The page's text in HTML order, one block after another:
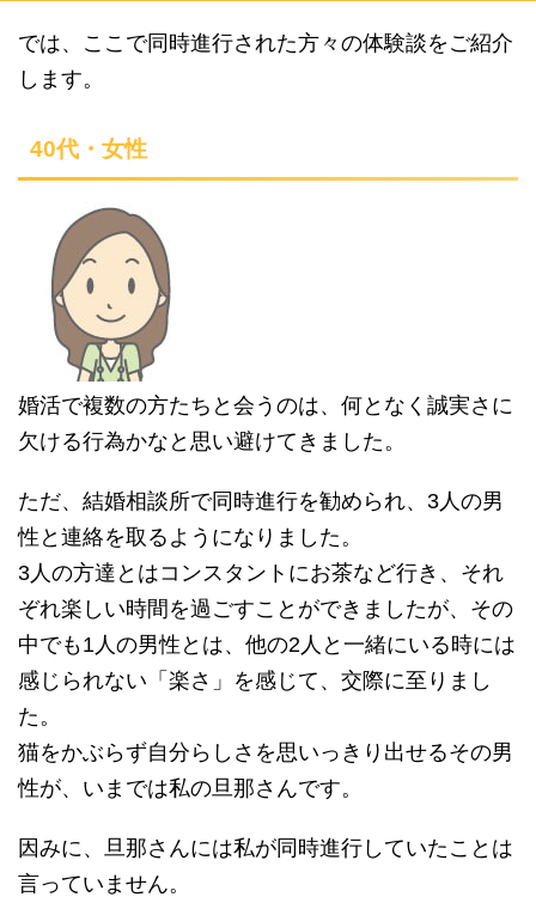
では、ここで同時進行された方々の体験談をご紹介
します。
40代・女性
婚活で複数の方たちと会うのは、何となく誠実さに
欠ける行為かなと思い避けてきました。
ただ、結婚相談所で同時進行を勧められ、3人の男
性と連絡を取るようになりました。
3人の方達とはコンスタントにお茶など行き、それ
ぞれ楽しい時間を過ごすことができましたが、その
中でも1人の男性とは、他の2人と一緒にいる時には
感じられない「楽さ」を感じて、交際に至りまし
た。
猫をかぶらず自分らしさを思いっきり出せるその男
性が、いまでは私の旦那さんです。
因みに、旦那さんには私が同時進行していたことは
言っていません。